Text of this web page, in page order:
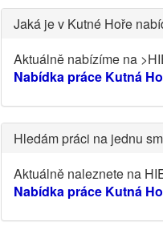
Jaká je v Kutné Hoře
Aktuálně nabízíme na
Nabídka práce Kutná
Hledám práci na jednu
Aktuálně naleznete na
Nabídka práce Kutná